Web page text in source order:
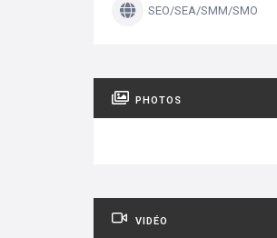
SEO/SEA/SMM/SMO
PHOTOS
VIDÉO